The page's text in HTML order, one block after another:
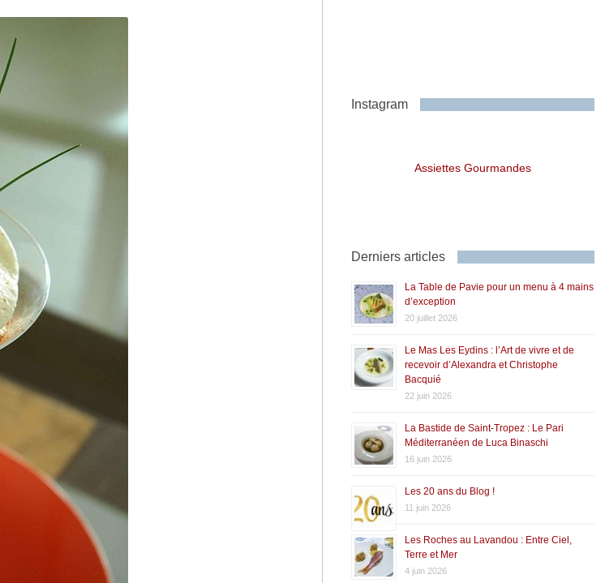
Instagram
Assiettes Gourmandes
Derniers articles
La Table de Pavie pour un menu à 4 mains
d’exception
20 juillet 2026
Le Mas Les Eydins : l’Art de vivre et de
recevoir d’Alexandra et Christophe
Bacquié
22 juin 2026
La Bastide de Saint-Tropez : Le Pari
Méditerranéen de Luca Binaschi
16 juin 2026
Les 20 ans du Blog !
11 juin 2026
Les Roches au Lavandou : Entre Ciel,
Terre et Mer
4 juin 2026